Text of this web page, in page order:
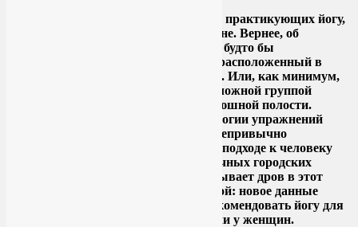
Это трудно не заметить: среди людей, практикующих йогу,
все больше разговоров о… тазовом дне. Вернее, об
укреплении мыщц тазового дна. Как будто бы
энергетический центр, традиционно расположенный в
абдоминальной зоне, сместился ниже. Или, как минимум,
разделил свой особенный статус со сложной группой
мышц, поддерживающих органы брюшной полости.
Широкое распространение в гинекологии упражнений
Кегеля тоже способствует тому, что непривычно
холистическая в своем комплексном подходе к человеку
йога прижилась среди материалистичных городских
женщин. И наука постоянно подбрасывает дров в этот
костер повсеместного увлечения йогой: новое данные
американских ученых позволяют рекомендовать йогу для
лечения стрессового недержания мочи у женщин.